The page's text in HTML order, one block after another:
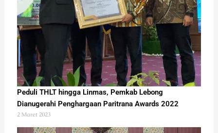
Peduli THLT hingga Linmas, Pemkab Lebong
Dianugerahi Penghargaan Paritrana Awards 2022
2 Maret 2023